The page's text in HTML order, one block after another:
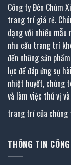
Công ty Đèn Chùm
trang trí giá rẻ.
dạng với nhiều mẫu
nhu cầu trang trí
đến những sản
lực để đáp ứng sự
nhiệt huyết, chúng
và làm việc thú vị
trang trí của chúng
THÔNG TIN